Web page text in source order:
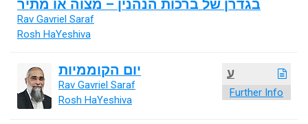
בגדרן של ברכות הנהנין – מצוה או מתיר
Rav Gavriel Saraf
Rosh HaYeshiva
ע
Further Info
יום הקוממיות
Rav Gavriel Saraf
Rosh HaYeshiva